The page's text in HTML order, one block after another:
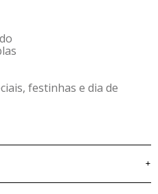
festinhas e dia de
+